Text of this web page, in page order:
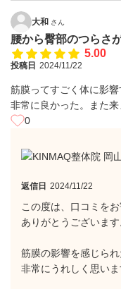
大和 さん
腰から臀部のつらさ
5.00
投稿日 2024/11/22
筋膜ってすごく体に影
非常に良かった。また来
0
返信日 2024/11/22
この度は、口コミをお
ありがとうございます
筋膜の影響を感じら
非常にうれしく思いま